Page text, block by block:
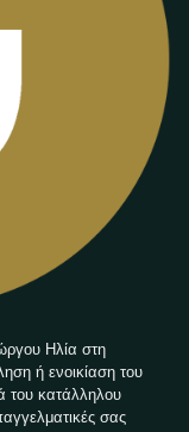
Ηλία στη
ή ενοικίαση του
του κατάλληλου
σας